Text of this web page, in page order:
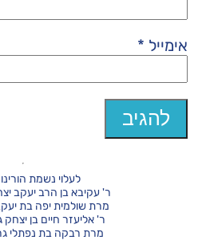
אימייל *
לעלוי נשמת
ר' עקיבא בן הרב יעקב
מרת שולמית יפה בת
ר' אליעזר חיים בן
מרת רבקה בת נפתלי